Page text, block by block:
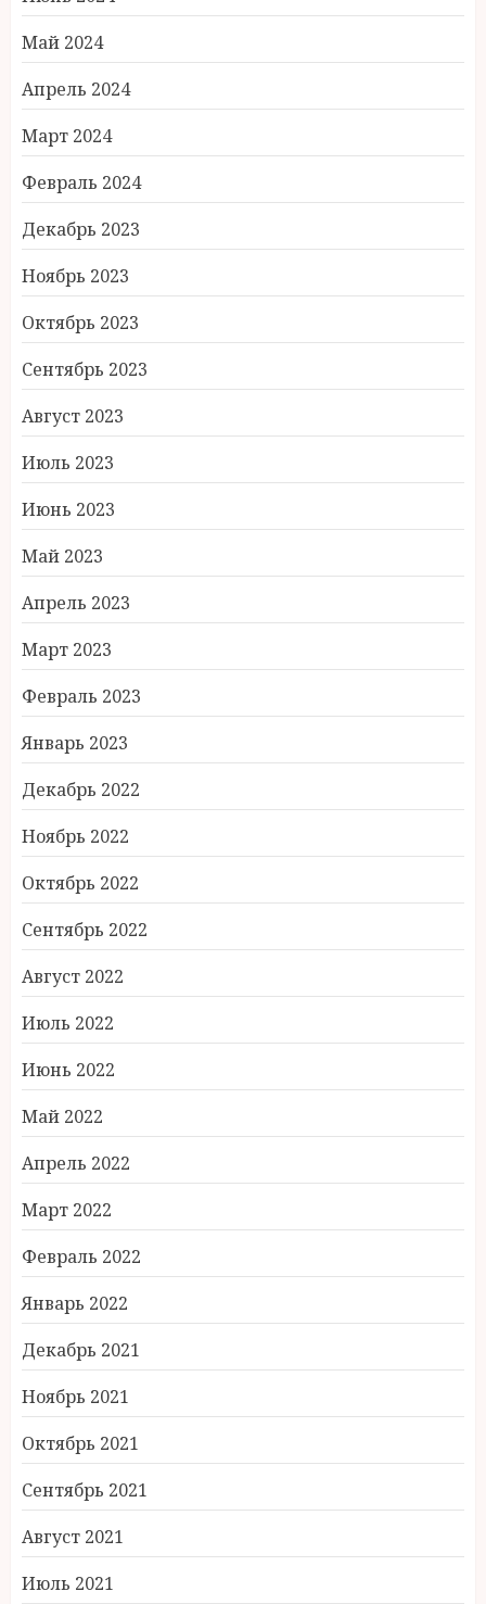
Май 2024
Апрель 2024
Март 2024
Февраль 2024
Декабрь 2023
Ноябрь 2023
Октябрь 2023
Сентябрь 2023
Август 2023
Июль 2023
Июнь 2023
Май 2023
Апрель 2023
Март 2023
Февраль 2023
Январь 2023
Декабрь 2022
Ноябрь 2022
Октябрь 2022
Сентябрь 2022
Август 2022
Июль 2022
Июнь 2022
Май 2022
Апрель 2022
Март 2022
Февраль 2022
Январь 2022
Декабрь 2021
Ноябрь 2021
Октябрь 2021
Сентябрь 2021
Август 2021
Июль 2021